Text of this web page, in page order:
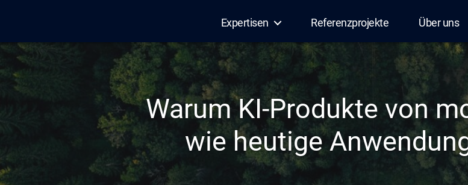
Expertisen Referenzprojekte Über uns
Warum KI-Produkte von
wie heutige